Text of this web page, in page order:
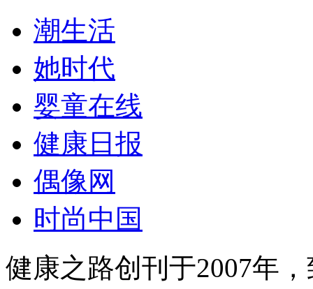
潮生活
她时代
婴童在线
健康日报
偶像网
时尚中国
健康之路创刊于2007年